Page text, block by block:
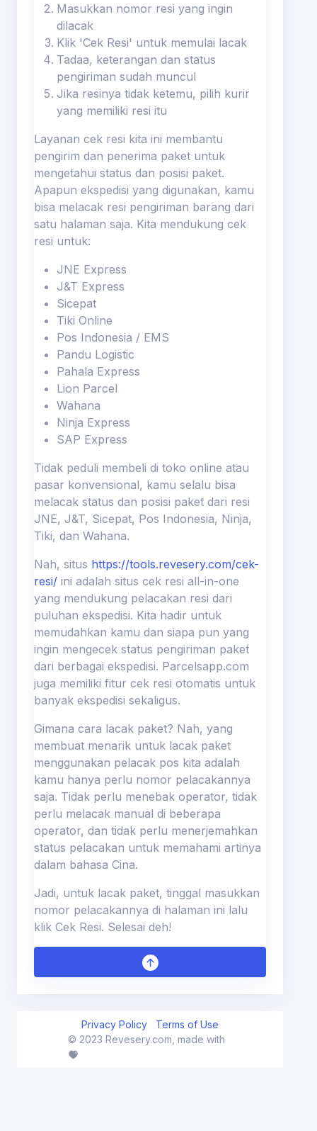
Masukkan nomor resi yang ingin
dilacak
Klik 'Cek Resi' untuk memulai lacak
Tadaa, keterangan dan status
pengiriman sudah muncul
Jika resinya tidak ketemu, pilih kurir
yang memiliki resi itu
Layanan cek resi kita ini membantu
pengirim dan penerima paket untuk
mengetahui status dan posisi paket.
Apapun ekspedisi yang digunakan, kamu
bisa melacak resi pengiriman barang dari
satu halaman saja. Kita mendukung cek
resi untuk:
JNE Express
J&T Express
Sicepat
Tiki Online
Pos Indonesia / EMS
Pandu Logistic
Pahala Express
Lion Parcel
Wahana
Ninja Express
SAP Express
Tidak peduli membeli di toko online atau
pasar konvensional, kamu selalu bisa
melacak status dan posisi paket dari resi
JNE, J&T, Sicepat, Pos Indonesia, Ninja,
Tiki, dan Wahana.
Nah, situs https://tools.revesery.com/cek-
resi/ ini adalah situs cek resi all-in-one
yang mendukung pelacakan resi dari
puluhan ekspedisi. Kita hadir untuk
memudahkan kamu dan siapa pun yang
ingin mengecek status pengiriman paket
dari berbagai ekspedisi. Parcelsapp.com
juga memiliki fitur cek resi otomatis untuk
banyak ekspedisi sekaligus.
Gimana cara lacak paket? Nah, yang
membuat menarik untuk lacak paket
menggunakan pelacak pos kita adalah
kamu hanya perlu nomor pelacakannya
saja. Tidak perlu menebak operator, tidak
perlu melacak manual di beberapa
operator, dan tidak perlu menerjemahkan
status pelacakan untuk memahami artinya
dalam bahasa Cina.
Jadi, untuk lacak paket, tinggal masukkan
nomor pelacakannya di halaman ini lalu
klik Cek Resi. Selesai deh!
Privacy Policy
Terms of Use
© 2023 Revesery.com, made with